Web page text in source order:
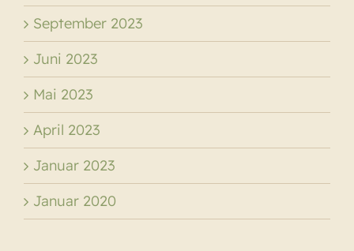
September 2023
Juni 2023
Mai 2023
April 2023
Januar 2023
Januar 2020